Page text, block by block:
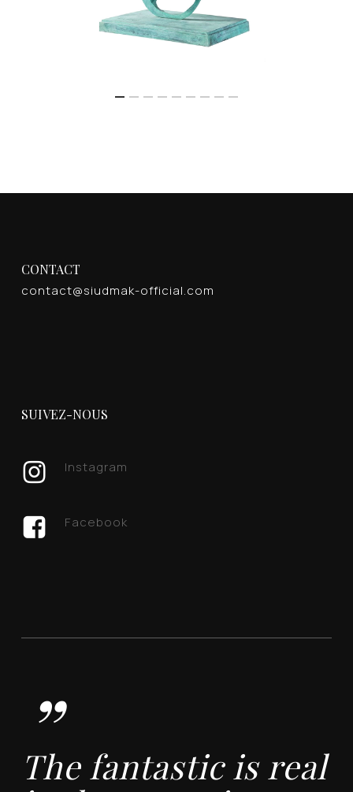
CONTACT
contact@siudmak-official.com
SUIVEZ-NOUS
Instagram
Facebook
”
The fantastic is real